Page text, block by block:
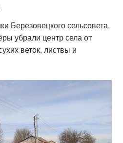
Березовецкого сельсовета,
убрали центр села от
веток, листвы и